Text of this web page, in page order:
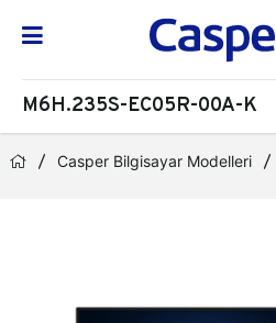
M6H.235S-EC05R-00A-K
Casper Bilgisayar Modelleri